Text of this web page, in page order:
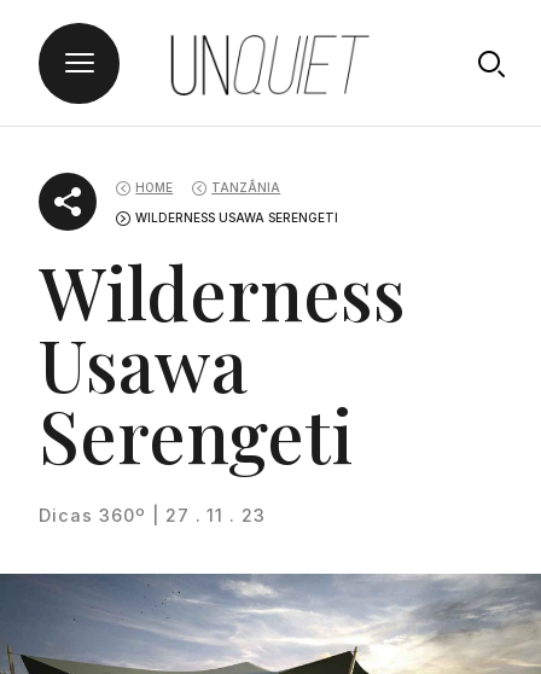
content
HOME TANZÂNIA
WILDERNESS USAWA SERENGETI
Wilderness
Usawa
Serengeti
Dicas 360º | 27 . 11 . 23